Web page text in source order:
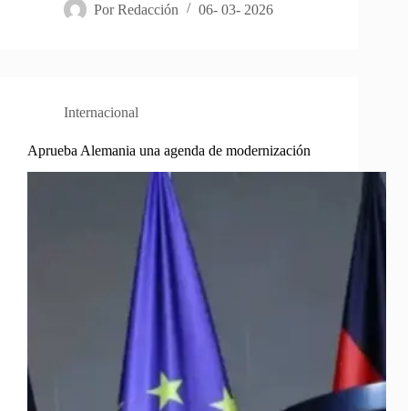
Por Redacción 06- 03- 2026
Internacional
Aprueba Alemania una agenda de modernización